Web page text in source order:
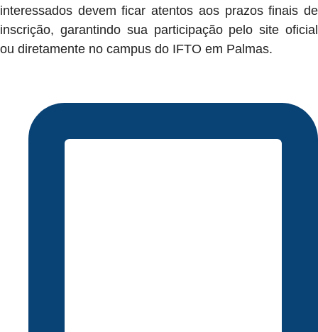
interessados devem ficar atentos aos prazos finais de
inscrição, garantindo sua participação pelo site oficial
ou diretamente no campus do IFTO em Palmas.